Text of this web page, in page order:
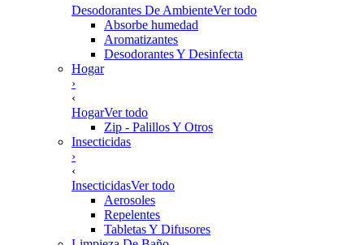
Desodorantes De AmbienteVer todo
Absorbe humedad
Aromatizantes
Desodorantes Y Desinfecta
Hogar
›
‹
HogarVer todo
Zip - Palillos Y Otros
Insecticidas
›
‹
InsecticidasVer todo
Aerosoles
Repelentes
Tabletas Y Difusores